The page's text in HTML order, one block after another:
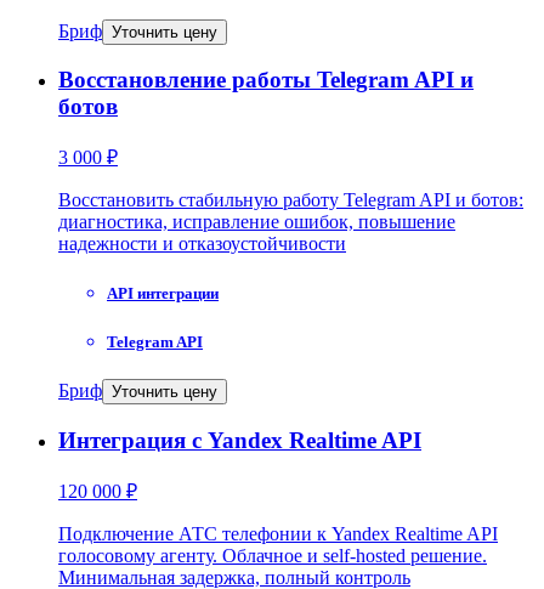
Бриф Уточнить цену
Восстановление работы Telegram API и
ботов
3 000 ₽
Восстановить стабильную работу Telegram API и ботов:
диагностика, исправление ошибок, повышение
надежности и отказоустойчивости
API интеграции
Telegram API
Бриф Уточнить цену
Интеграция с Yandex Realtime API
120 000 ₽
Подключение АТС телефонии к Yandex Realtime API
голосовому агенту. Облачное и self-hosted решение.
Минимальная задержка, полный контроль